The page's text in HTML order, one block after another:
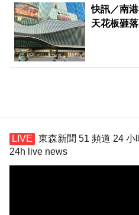
快訊／南
天花板砸
東森新聞 51 頻道 24
24h live news